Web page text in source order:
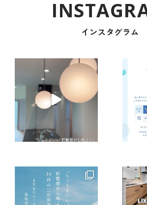
インスタグラム